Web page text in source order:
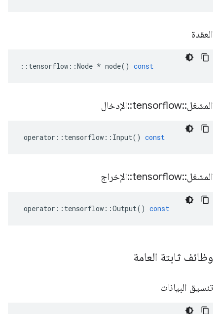
العقدة
:: tensorflow ::Node * node() const
المشغل::
tensorflow
::الإدخال
operator :: tensorflow :: Input() const
المشغل::
tensorflow
::الإخراج
operator :: tensorflow ::Output() const
وظائف ثابتة العامة
تنسيق البيانات